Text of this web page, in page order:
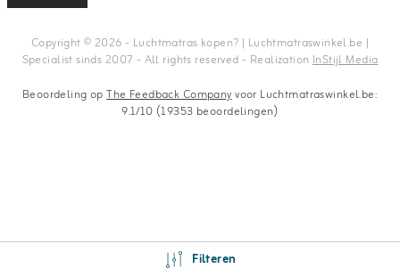
Copyright © 2026 - Luchtmatras kopen? | Luchtmatraswinkel.be |
Specialist sinds 2007 - All rights reserved - Realization InStijl Media
Filteren
Beoordeling opThe Feedback Companyvoor Luchtmatraswinkel.be:
9.1/10 (19353 beoordelingen)